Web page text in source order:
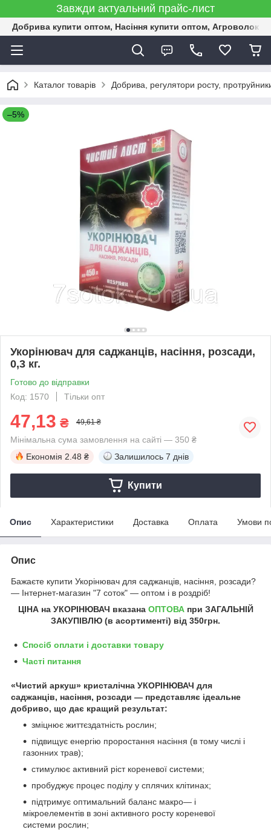
Завжди актуальний прайс-лист
Добрива купити оптом, Насіння купити оптом,
Каталог товарів Добрива, регулятори росту,
–5%
Укорінювач для саджанців, насіння, розсади,
0,3 кг.
Готово до відправки
Код: 1570
Тільки опт
47,13 ₴ 49,61 ₴
Мінімальна сума замовлення на сайті — 350 ₴
Економія 2.48 ₴ Залишилось 7 днів
Купити
Опис Характеристики Доставка Оплата Умови
Опис
Бажаєте купити Укорінювач для саджанців, насіння, розсади?
― Інтернет-магазин "7 соток" ― оптом і в роздріб!
ЦІНА на УКОРІНЮВАЧ вказана ОПТОВАпри ЗАГАЛЬНІЙ
ЗАКУПІВЛЮ (в асортименті) від 350грн.
Спосіб оплати і доставки товару
Часті питання
«Чистий аркуш» кристалічна УКОРІНЮВАЧ для
саджанців, насіння, розсади — представляє ідеальне
добриво, що дає кращий результат:
зміцнює життєздатність рослин;
підвищує енергію проростання насіння (в тому числі і
газонних трав);
стимулює активний ріст кореневої системи;
пробуджує процес поділу у сплячих клітинах;
підтримує оптимальний баланс макро— і
мікроелементів в зоні активного росту кореневої
системи рослин;